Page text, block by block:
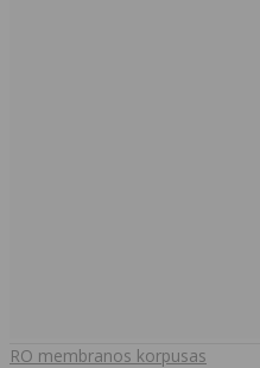
RO membranos korpusas